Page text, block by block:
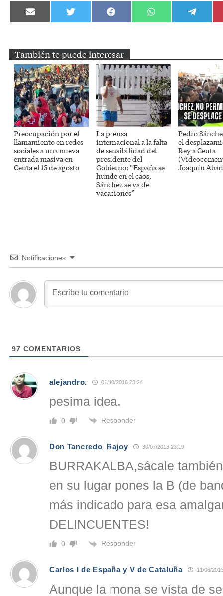
Compartir
en
Compartir
en
Compartir
en
Compartir
en
Compartir
en
También te puede interesar
Preocupación por el
llamamiento en redes
sociales a una nueva
entrada masiva en
Ceuta el 15 de agosto
La prensa
internacional a la falta
de sensibilidad del
presidente del
Gobierno: “España se
hunde en el caos,
Sánchez se va de
vacaciones”
Pedro
el
Rey a Ceuta
Joaquín
Notificaciones
97 COMENTARIOS
alejandro. 01/10/2016 23:24
pesima idea.
0 Responder
Don Tancredo_Rajoy 30/07/2013 23:19
BURRAKALBA,sácale
en su lugar pones la B (de
más indicado para esa
DELINCUENTES!
0 Responder
Carlos I de España y V de Cataluña 11/06/
Aunque la mona se vista de